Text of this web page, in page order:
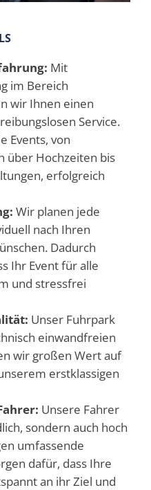
Mit
im Bereich
wir Ihnen einen
Service.
Events, von
über Hochzeiten bis
erfolgreich
Wir planen jede
nach Ihren
Dadurch
Ihr Event für alle
und stressfrei
Unser Fuhrpark
einwandfreien
wir großen Wert auf
erstklassigen
Unsere Fahrer
sondern auch hoch
umfassende
dafür, dass Ihre
an ihr Ziel und